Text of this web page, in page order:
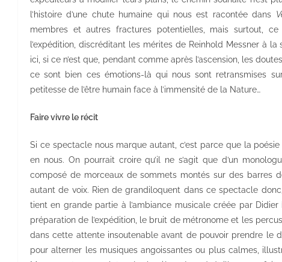
l’histoire d’une chute humaine qui nous est racontée dans
membres et autres fractures potentielles, mais surtout,
l’expédition, discréditant les mérites de Reinhold Messner à
ici, si ce n’est que, pendant comme après l’ascension, les
ce sont bien ces émotions-là qui nous sont retransmises
petitesse de l’être humain face à l’immensité de la Nature…
Faire vivre le récit
Si ce spectacle nous marque autant, c’est parce que la
en nous. On pourrait croire qu’il ne s’agit que d’un
composé de morceaux de sommets montés sur des barres
autant de voix. Rien de grandiloquent dans ce spectacle
tient en grande partie à l’ambiance musicale créée par
préparation de l’expédition, le bruit de métronome et les
dans cette attente insoutenable avant de pouvoir prendre le
pour alterner les musiques angoissantes ou plus calmes,